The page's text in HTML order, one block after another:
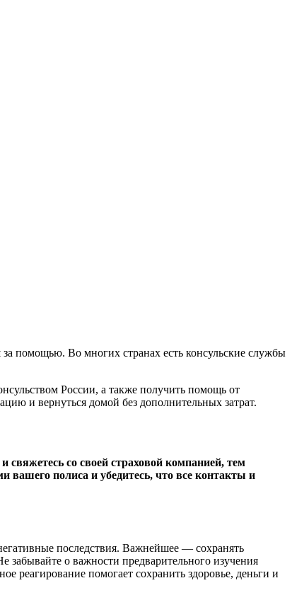
помощью. Во многих странах есть консульские службы
России, а также получить помощь от
и вернуться домой без дополнительных затрат.
со своей страховой компанией, тем
вашего полиса и убедитесь, что все контакты и
последствия. Важнейшее — сохранять
забывайте о важности предварительного изучения
реагирование помогает сохранить здоровье, деньги и